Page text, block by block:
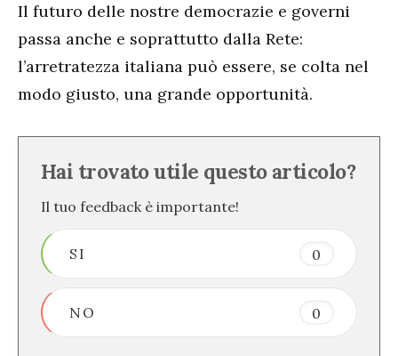
Il futuro delle nostre democrazie e governi
passa anche e soprattutto dalla Rete:
l’arretratezza italiana può essere, se colta nel
modo giusto, una grande opportunità.
Hai trovato utile questo articolo?
Il tuo feedback è importante!
SI 0
NO 0